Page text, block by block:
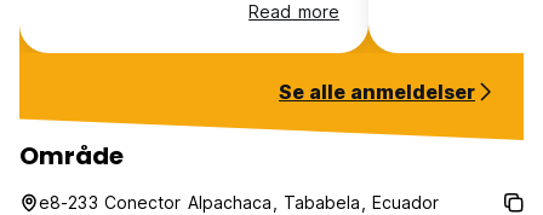
Read more
Se alle anmeldelser
Område
e8-233 Conector Alpachaca, Tababela, Ecuador